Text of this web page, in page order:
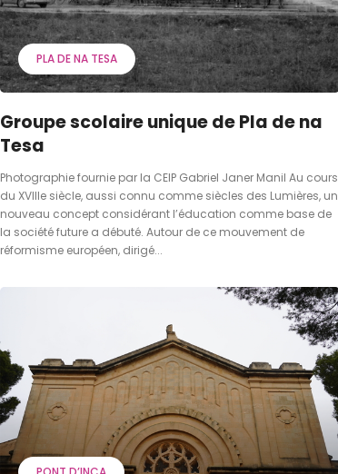
PLA DE NA TESA
Groupe scolaire unique de Pla de na
Tesa
Photographie fournie par la CEIP Gabriel Janer Manil Au cours
du XVIIIe siècle, aussi connu comme siècles des Lumières, un
nouveau concept considérant l’éducation comme base de
la société future a débuté. Autour de ce mouvement de
réformisme européen, dirigé...